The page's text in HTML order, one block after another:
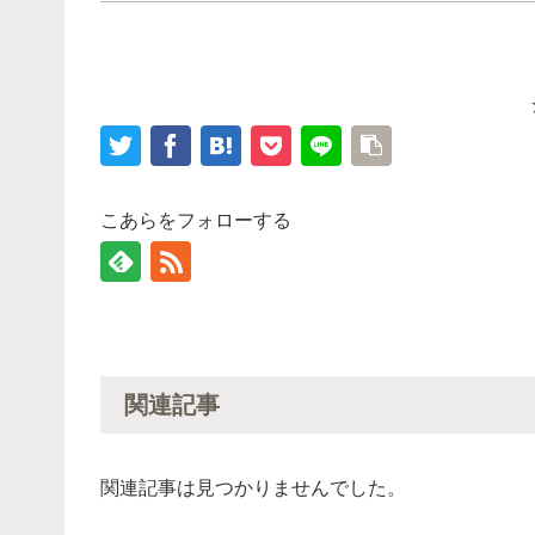
こあらをフォローする
関連記事
関連記事は見つかりませんでした。